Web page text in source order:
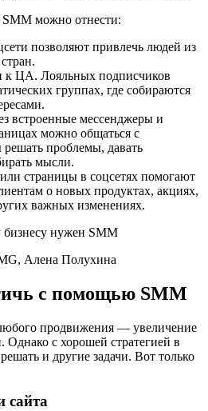
можно отнести:
позволяют привлечь людей из
к ЦА. Лояльных подписчиков
группах, где собираются
встроенные мессенджеры и
можно общаться с
проблемы, давать
мысли.
страницы в соцсетях помогают
о новых продуктах, акциях,
важных изменениях.
Алена Полухина
с помощью SMM
любого продвижения — увеличение
Однако с хорошей стратегией в
и другие задачи. Вот только
сайта